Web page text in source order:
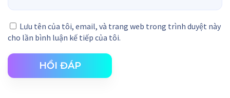
Lưu tên của tôi, email, và trang web trong trình duyệt này
cho lần bình luận kế tiếp của tôi.
HỒI ĐÁP